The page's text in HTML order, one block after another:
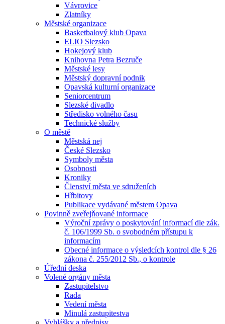
Vávrovice
Zlatníky
Městské organizace
Basketbalový klub Opava
ELIO Slezsko
Hokejový klub
Knihovna Petra Bezruče
Městské lesy
Městský dopravní podnik
Opavská kulturní organizace
Seniorcentrum
Slezské divadlo
Středisko volného času
Technické služby
O městě
Městská nej
České Slezsko
Symboly města
Osobnosti
Kroniky
Členství města ve sdruženích
Hřbitovy
Publikace vydávané městem Opava
Povinně zveřejňované informace
Výroční zprávy o poskytování informací dle zák.
č. 106/1999 Sb. o svobodném přístupu k
informacím
Obecné informace o výsledcích kontrol dle § 26
zákona č. 255/2012 Sb., o kontrole
Úřední deska
Volené orgány města
Zastupitelstvo
Rada
Vedení města
Minulá zastupitestva